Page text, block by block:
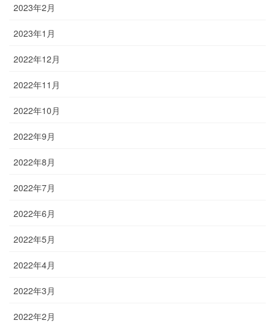
2023年2月
2023年1月
2022年12月
2022年11月
2022年10月
2022年9月
2022年8月
2022年7月
2022年6月
2022年5月
2022年4月
2022年3月
2022年2月